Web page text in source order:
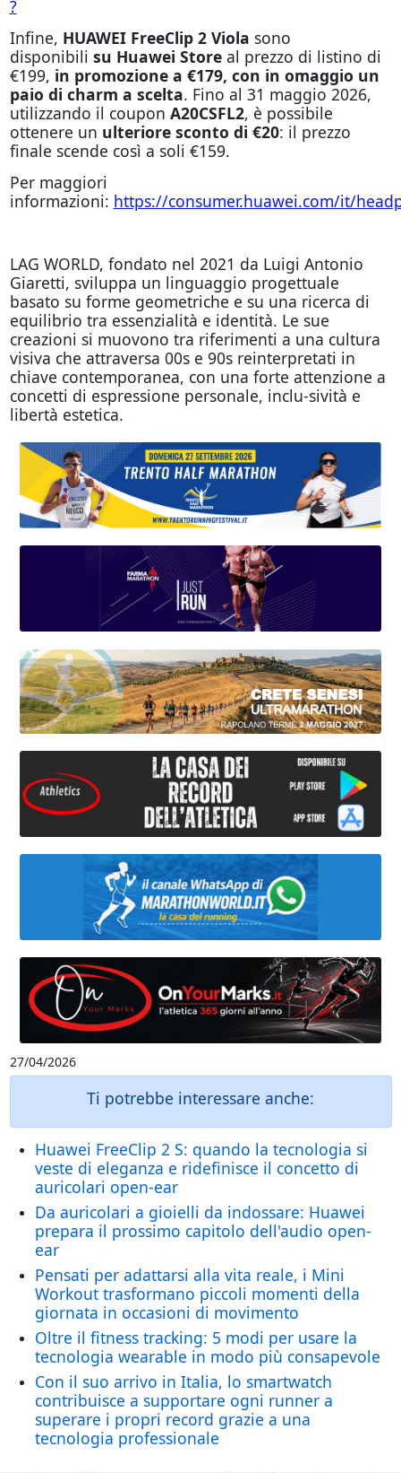
?
Infine, HUAWEI FreeClip 2 Viola sono
disponibili su Huawei Storeal prezzo di listino di
€199, in promozione a €179, con in omaggio un
paio di charm a scelta. Fino al 31 maggio 2026,
utilizzando il coupon A20CSFL2, è possibile
ottenere un ulteriore sconto di €20: il prezzo
finale scende così a soli €159.
Per maggiori
informazioni: https://consumer.huawei.com/it/
LAG WORLD, fondato nel 2021 da Luigi Antonio
Giaretti, sviluppa un linguaggio progettuale
basato su forme geometriche e su una ricerca di
equilibrio tra essenzialità e identità. Le sue
creazioni si muovono tra riferimenti a una cultura
visiva che attraversa 00s e 90s reinterpretati in
chiave contemporanea, con una forte attenzione a
concetti di espressione personale, inclu-sività e
libertà estetica.
27/04/2026
Ti potrebbe interessare anche:
Huawei FreeClip 2 S: quando la tecnologia si
veste di eleganza e ridefinisce il concetto di
auricolari open-ear
Da auricolari a gioielli da indossare: Huawei
prepara il prossimo capitolo dell'audio open-
ear
Pensati per adattarsi alla vita reale, i Mini
Workout trasformano piccoli momenti della
giornata in occasioni di movimento
Oltre il fitness tracking: 5 modi per usare la
tecnologia wearable in modo più consapevole
Con il suo arrivo in Italia, lo smartwatch
contribuisce a supportare ogni runner a
superare i propri record grazie a una
tecnologia professionale